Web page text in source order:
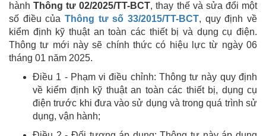
hànhThông tư 02/2025/TT-BCT, thay thế và sửa đổi một
số điều của Thông tư số 33/2015/TT-BCT, quy định về
kiểm định kỹ thuật an toàn các thiết bị và dụng cụ điện.
Thông tư mới này sẽ chính thức có hiệu lực từ ngày 06
tháng 01 năm 2025.
Điều 1 - Phạm vi điều chỉnh: Thông tư này quy định
về kiểm định kỹ thuật an toàn các thiết bị, dụng cụ
điện trước khi đưa vào sử dụng và trong quá trình sử
dụng, vận hành;